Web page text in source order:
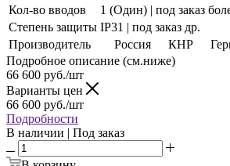
Кол-во вводов
1 (Один) | под заказ
Степень защиты IP31 | под заказ др.
Производитель
Россия КНР
Подробное описание (см.ниже)
66 600 руб./шт
Варианты цен
66 600 руб./шт
Подробности
В наличии | Под заказ